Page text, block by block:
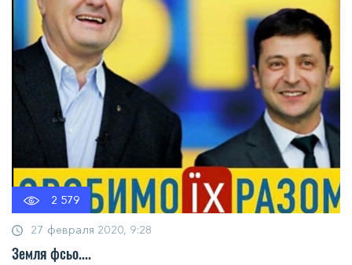
2 579
27 февраля 2020, 9:28
Земля фсьо....